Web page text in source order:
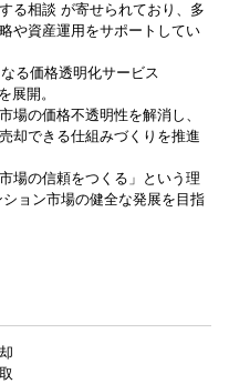
る相談 が寄せられており、多
や資産運用をサポートしてい
る価格透明化サービス
展開。
場の価格不透明性を解消し、
却できる仕組みづくりを推進
場の信頼をつくる」という理
ョン市場の健全な発展を目指